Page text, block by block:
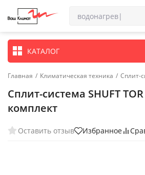
КАТАЛОГ
Главная / Климатическая техника / Сплит-
Сплит-система SHUFT
комплект
Оставить отзыв Избранное